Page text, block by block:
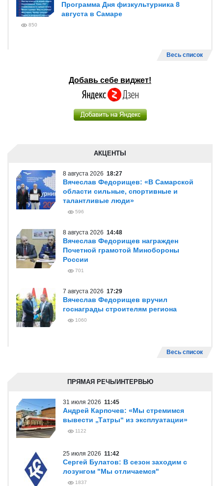
Программа Дня физкультурника 8
августа в Самаре
850
Весь список
Добавь себе виджет!
АКЦЕНТЫ
8 августа 2026 18:27
Вячеслав Федорищев: «В Самарской
области сильные, спортивные и
талантливые люди»
596
8 августа 2026 14:48
Вячеслав Федорищев награжден
Почетной грамотой Минобороны
России
701
7 августа 2026 17:29
Вячеслав Федорищев вручил
госнаграды строителям региона
1060
Весь список
ПРЯМАЯ РЕЧЬ/ИНТЕРВЬЮ
31 июля 2026 11:45
Андрей Карпочев: «Мы стремимся
вывести „Татры“ из эксплуатации»
1122
25 июля 2026 11:42
Сергей Булатов: В сезон заходим с
лозунгом "Мы отличаемся"
1837